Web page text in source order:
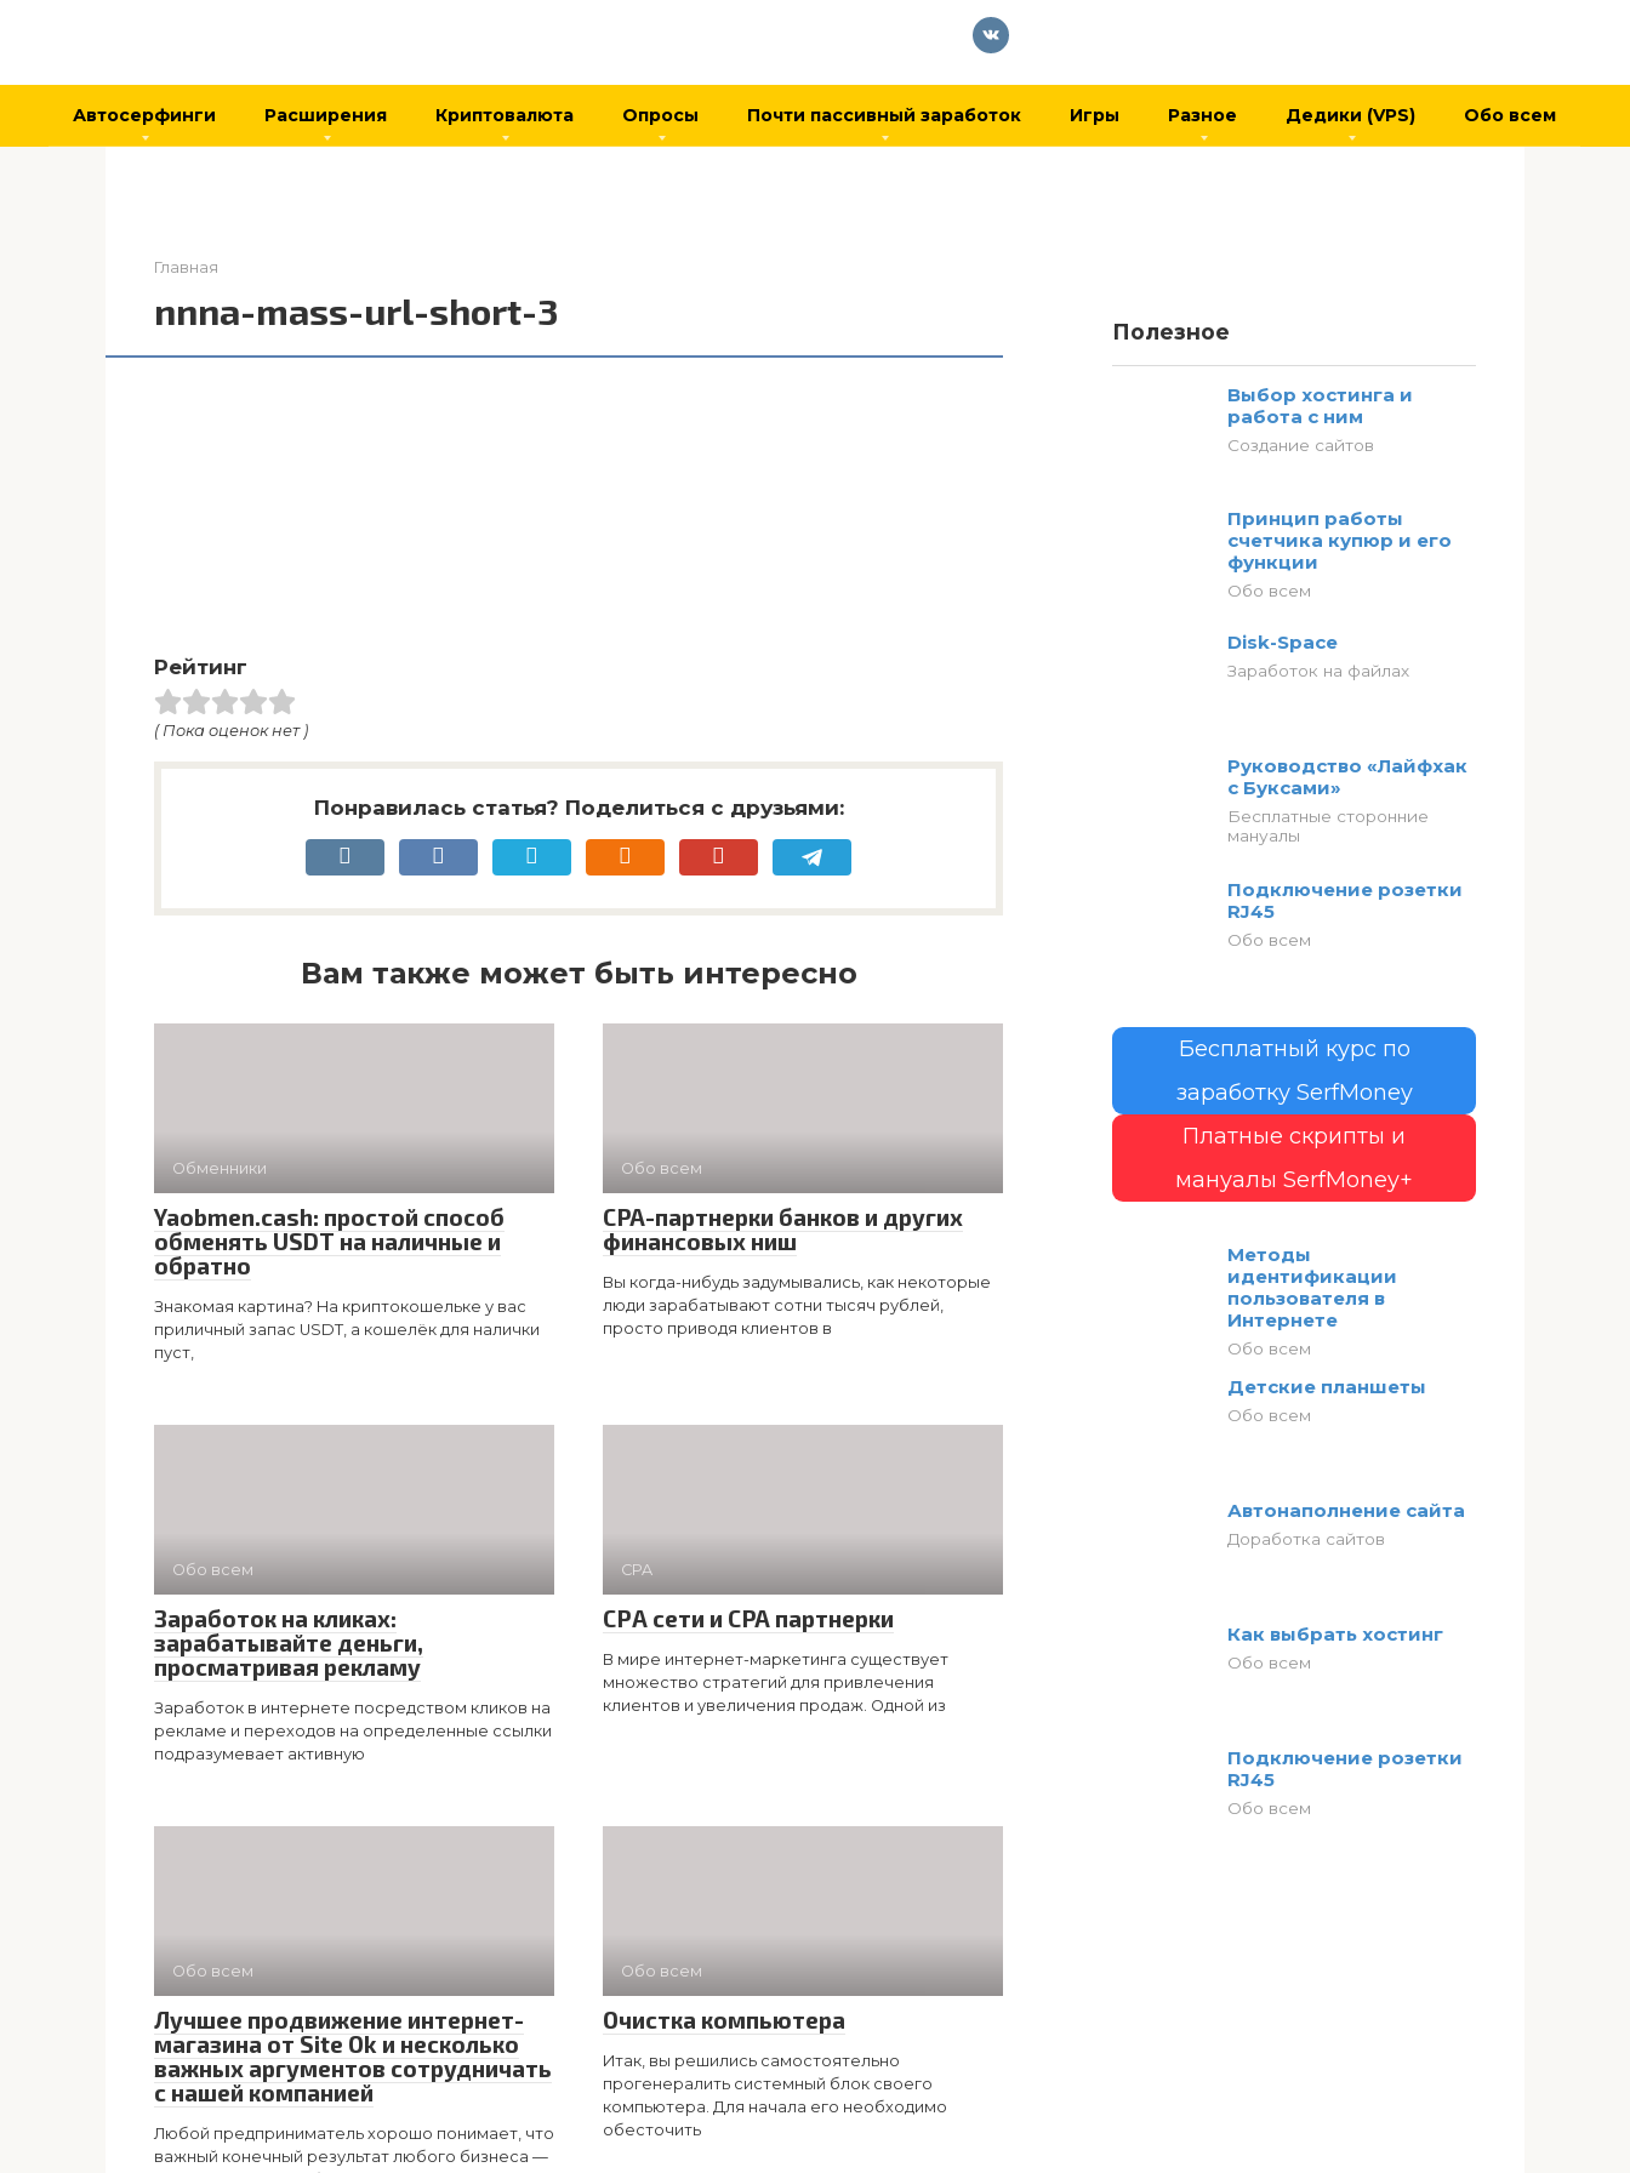
Автосерфинги Расширения Криптовалюта Опросы Почти пассивный заработок Игры Разное Дедики (VPS) Обо всем
Главная
nnna-mass-url-short-3
Рейтинг
( Пока оценок нет )
Понравилась статья? Поделиться с друзьями:
Вам также может быть интересно
Обменники
Yaobmen.cash: простой способ
обменять USDT на наличные и
обратно
Знакомая картина? На криптокошельке у вас
приличный запас USDT, а кошелёк для налички
пуст,
Обо всем
CPA-партнерки банков и других
финансовых ниш
Вы когда-нибудь задумывались, как некоторые
люди зарабатывают сотни тысяч рублей,
просто приводя клиентов в
Обо всем
Заработок на кликах:
зарабатывайте деньги,
просматривая рекламу
Заработок в интернете посредством кликов на
рекламе и переходов на определенные ссылки
подразумевает активную
CPA
СРА сети и CPA партнерки
В мире интернет-маркетинга существует
множество стратегий для привлечения
клиентов и увеличения продаж. Одной из
Обо всем
Лучшее продвижение интернет-
магазина от Site Ok и несколько
важных аргументов сотрудничать
с нашей компанией
Любой предприниматель хорошо понимает, что
важный конечный результат любого бизнеса —
Обо всем
Очистка компьютера
Итак, вы решились самостоятельно
прогенералить системный блок своего
компьютера. Для начала его необходимо
обесточить
Полезное
Выбор хостинга и
работа с ним
Создание сайтов
Принцип работы
счетчика купюр и его
функции
Обо всем
Disk-Space
Заработок на файлах
Руководство «Лайфхак
с Буксами»
Бесплатные сторонние
мануалы
Подключение розетки
RJ45
Обо всем
Бесплатный курс по
заработку SerfMoney
Платные скрипты и
мануалы SerfMoney+
Методы
идентификации
пользователя в
Интернете
Обо всем
Детские планшеты
Обо всем
Автонаполнение сайта
Доработка сайтов
Как выбрать хостинг
Обо всем
Подключение розетки
RJ45
Обо всем